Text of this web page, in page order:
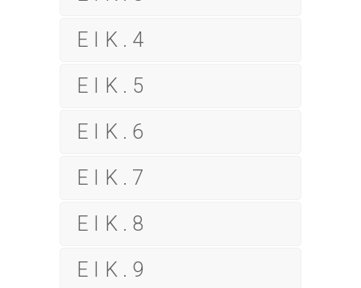
ΕΙΚ.4
ΕΙΚ.5
ΕΙΚ.6
ΕΙΚ.7
ΕΙΚ.8
ΕΙΚ.9